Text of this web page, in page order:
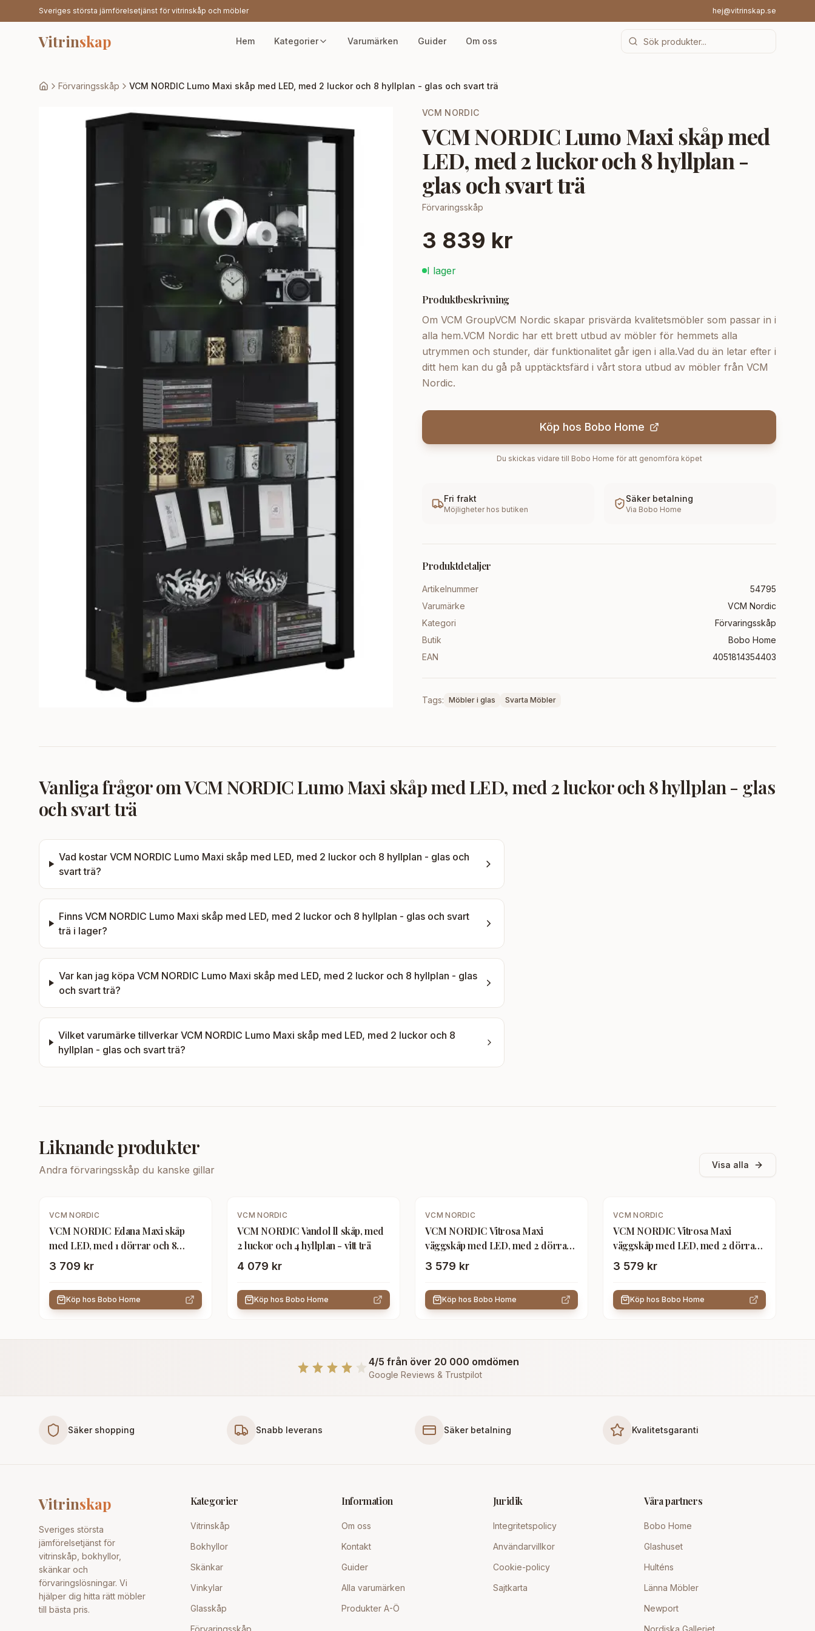
Sveriges största jämförelsetjänst för vitrinskåp och möbler hej@vitrinskap.se
Vitrinskap Hem Kategorier Varumärken Guider Om oss
Förvaringsskåp VCM NORDIC Lumo Maxi skåp med LED, med 2 luckor och 8 hyllplan - glas och svart trä
VCM NORDIC
VCM NORDIC Lumo Maxi skåp med
LED, med 2 luckor och 8 hyllplan -
glas och svart trä
Förvaringsskåp
3 839 kr
I lager
Produktbeskrivning
Om VCM GroupVCM Nordic skapar prisvärda kvalitetsmöbler som passar in i
alla hem.VCM Nordic har ett brett utbud av möbler för hemmets alla
utrymmen och stunder, där funktionalitet går igen i alla.Vad du än letar efter i
ditt hem kan du gå på upptäcktsfärd i vårt stora utbud av möbler från VCM
Nordic.
Köp hos Bobo Home
Du skickas vidare till Bobo Home för att genomföra köpet
Fri frakt
Möjligheter hos butiken
Säker betalning
Via Bobo Home
Produktdetaljer
Artikelnummer
54795
Varumärke
VCM Nordic
Kategori
Förvaringsskåp
Butik
Bobo Home
EAN
4051814354403
Tags: Möbler i glas Svarta Möbler
Vanliga frågor omVCM NORDIC Lumo Maxi skåp med LED, med 2 luckor och 8 hyllplan - glas
och svart trä
Vad kostarVCM NORDIC Lumo Maxi skåp med LED, med 2 luckor och 8 hyllplan - glas och
svart trä?
FinnsVCM NORDIC Lumo Maxi skåp med LED, med 2 luckor och 8 hyllplan - glas och svart
trä i lager?
Var kan jag köpa VCM NORDIC Lumo Maxi skåp med LED, med 2 luckor och 8 hyllplan - glas
och svart trä?
Vilket varumärke tillverkar VCM NORDIC Lumo Maxi skåp med LED, med 2 luckor och 8
hyllplan - glas och svart trä?
Liknande produkter
Andra förvaringsskåp du kanske gillar Visa alla
VCM NORDIC
VCM NORDIC Edana Maxi skåp
med LED, med 1 dörrar och 8
hyllplan - glas och grått trä
3 709 kr
Köp hos Bobo Home
VCM NORDIC
VCM NORDIC Vandol ll skåp, med
2 luckor och 4 hyllplan - vitt trä
4 079 kr
Köp hos Bobo Home
VCM NORDIC
VCM NORDIC Vitrosa Maxi
väggskåp med LED, med 2 dörrar
och 8 hyllplan - glas och grått trä
3 579 kr
Köp hos Bobo Home
VCM NORDIC
VCM NORDIC Vitrosa Maxi
väggskåp med LED, med 2 dörrar
och 8 hyllplan - glas och vitt trä
3 579 kr
Köp hos Bobo Home
4/5 från över 20 000 omdömen
Google Reviews & Trustpilot
Säker shopping Snabb leverans Säker betalning Kvalitetsgaranti
Vitrinskap
Sveriges största
jämförelsetjänst för
vitrinskåp, bokhyllor,
skänkar och
förvaringslösningar. Vi
hjälper dig hitta rätt möbler
till bästa pris.
Kategorier
Vitrinskåp
Bokhyllor
Skänkar
Vinkylar
Glasskåp
Förvaringsskåp
Information
Om oss
Kontakt
Guider
Alla varumärken
Produkter A-Ö
Juridik
Integritetspolicy
Användarvillkor
Cookie-policy
Sajtkarta
Våra partners
Bobo Home
Glashuset
Hulténs
Länna Möbler
Newport
Nordiska Galleriet